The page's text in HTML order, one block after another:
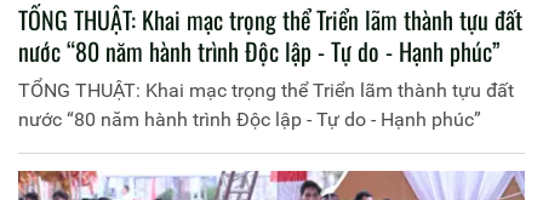
TỔNG THUẬT: Khai mạc trọng thể Triển lãm thành tựu đất
nước “80 năm hành trình Độc lập - Tự do - Hạnh phúc”
TỔNG THUẬT: Khai mạc trọng thể Triển lãm thành tựu đất
nước “80 năm hành trình Độc lập - Tự do - Hạnh phúc”